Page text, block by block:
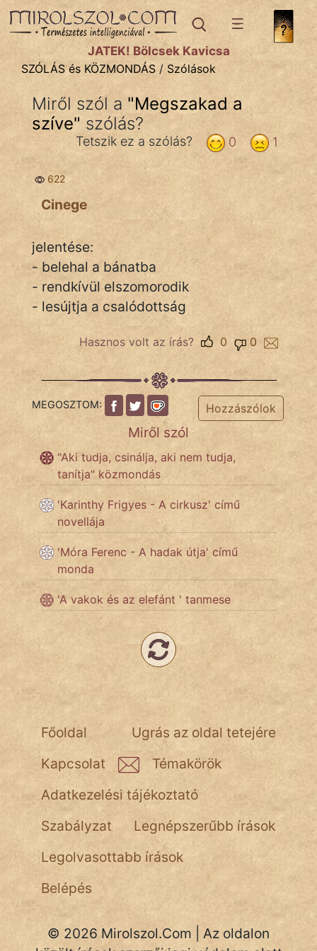
SZÓLÁS ÉS KÖZMONDÁStémák:
Bibliai
Közmondások
Szállóigék
Szóláscsoportok
Szólások
Tréfás
SZÓLÁS
PSZICHO
ZENE
FILM
ÉLETMÓD
MAGYARSÁG
És
Jób Gedeon
vörös ördög
nagyöreg
JÁTÉK! Bölcsek Kavicsa
SZÓLÁS és KÖZMONDÁS / Szólások
Miről szól a "Megszakad a
szíve" szólás?
1
0
Tetszik ez a szólás?
622
Cinege
jelentése:
- belehal a bánatba
- rendkívül elszomorodik
- lesújtja a csalódottság
Hasznos volt az írás? 0
0
MEGOSZTOM: Hozzászólok
Miről szól
"Aki tudja, csinálja, aki nem tudja,
tanítja" közmondás
'Karinthy Frigyes - A cirkusz' című
novellája
'Móra Ferenc - A hadak útja' című
monda
'A vakok és az elefánt ' tanmese
Ugrás az oldal tetejére
Főoldal
Kapcsolat
Témakörök
Adatkezelési tájékoztató
Szabályzat
Legnépszerűbb írások
Legolvasottabb írások
Belépés
© 2026 Mirolszol.Com | Az oldalon